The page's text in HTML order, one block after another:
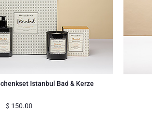
Istanbul Bad & Kerze
$ 150.00